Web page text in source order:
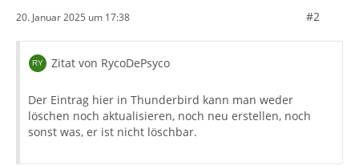
20. Januar 2025 um 17:38 #2
Zitat von RycoDePsyco
Der Eintrag hier in Thunderbird kann man weder
löschen noch aktualisieren, noch neu erstellen, noch
sonst was, er ist nicht löschbar.